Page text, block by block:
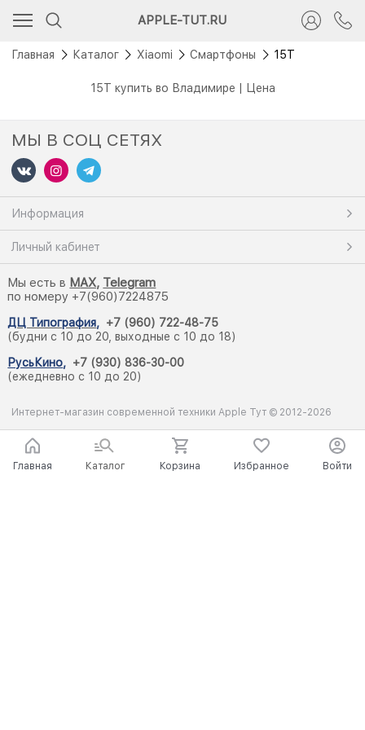
APPLE-TUT.RU
Главная Каталог Xiaomi Смартфоны 15T
15T купить во Владимире | Цена
МЫ В СОЦ СЕТЯХ
Информация
Личный кабинет
Мы есть в MAX, Telegram
по номеру +7(960)7224875
ДЦ Типография, +7 (960) 722-48-75
(будни с 10 до 20, выходные с 10 до 18)
РусьКино, +7 (930) 836-30-00
(ежедневно с 10 до 20)
Интернет-магазин современной техники Apple Тут © 2012-2026
Главная Каталог Корзина Избранное Войти